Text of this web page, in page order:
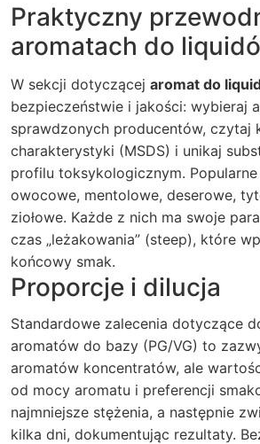
Praktyczny
aromatach do
W sekcji dotyczącej aromat do
bezpieczeństwie i jakości: wybieraj
sprawdzonych producentów, czytaj
charakterystyki (MSDS) i unikaj
profilu toksykologicznym.
owocowe, mentolowe, deserowe,
ziołowe. Każde z nich ma swoje
czas „leżakowania” (steep), które
końcowy smak.
Proporcje i dilucja
Standardowe zalecenia dotyczące
aromatów do bazy (PG/VG) to
aromatów koncentratów, ale
od mocy aromatu i preferencji
najmniejsze stężenia, a następnie
kilka dni, dokumentując rezultaty.